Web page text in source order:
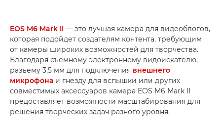
EOS M6 Mark II — это лучшая камера для видеоблогов,
которая подойдет создателям контента, требующим
от камеры широких возможностей для творчества.
Благодаря съемному электронному видоискателю,
разъему 3,5 мм для подключения внешнего
микрофона и гнезду для вспышки или других
совместимых аксессуаров камера EOS M6 Mark II
предоставляет возможности масштабирования для
решения творческих задач разного уровня.